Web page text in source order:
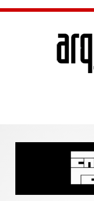
Skip to main content